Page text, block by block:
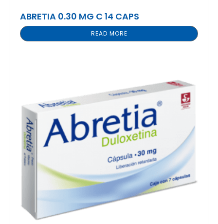
ABRETIA 0.30 MG C 14 CAPS
READ MORE